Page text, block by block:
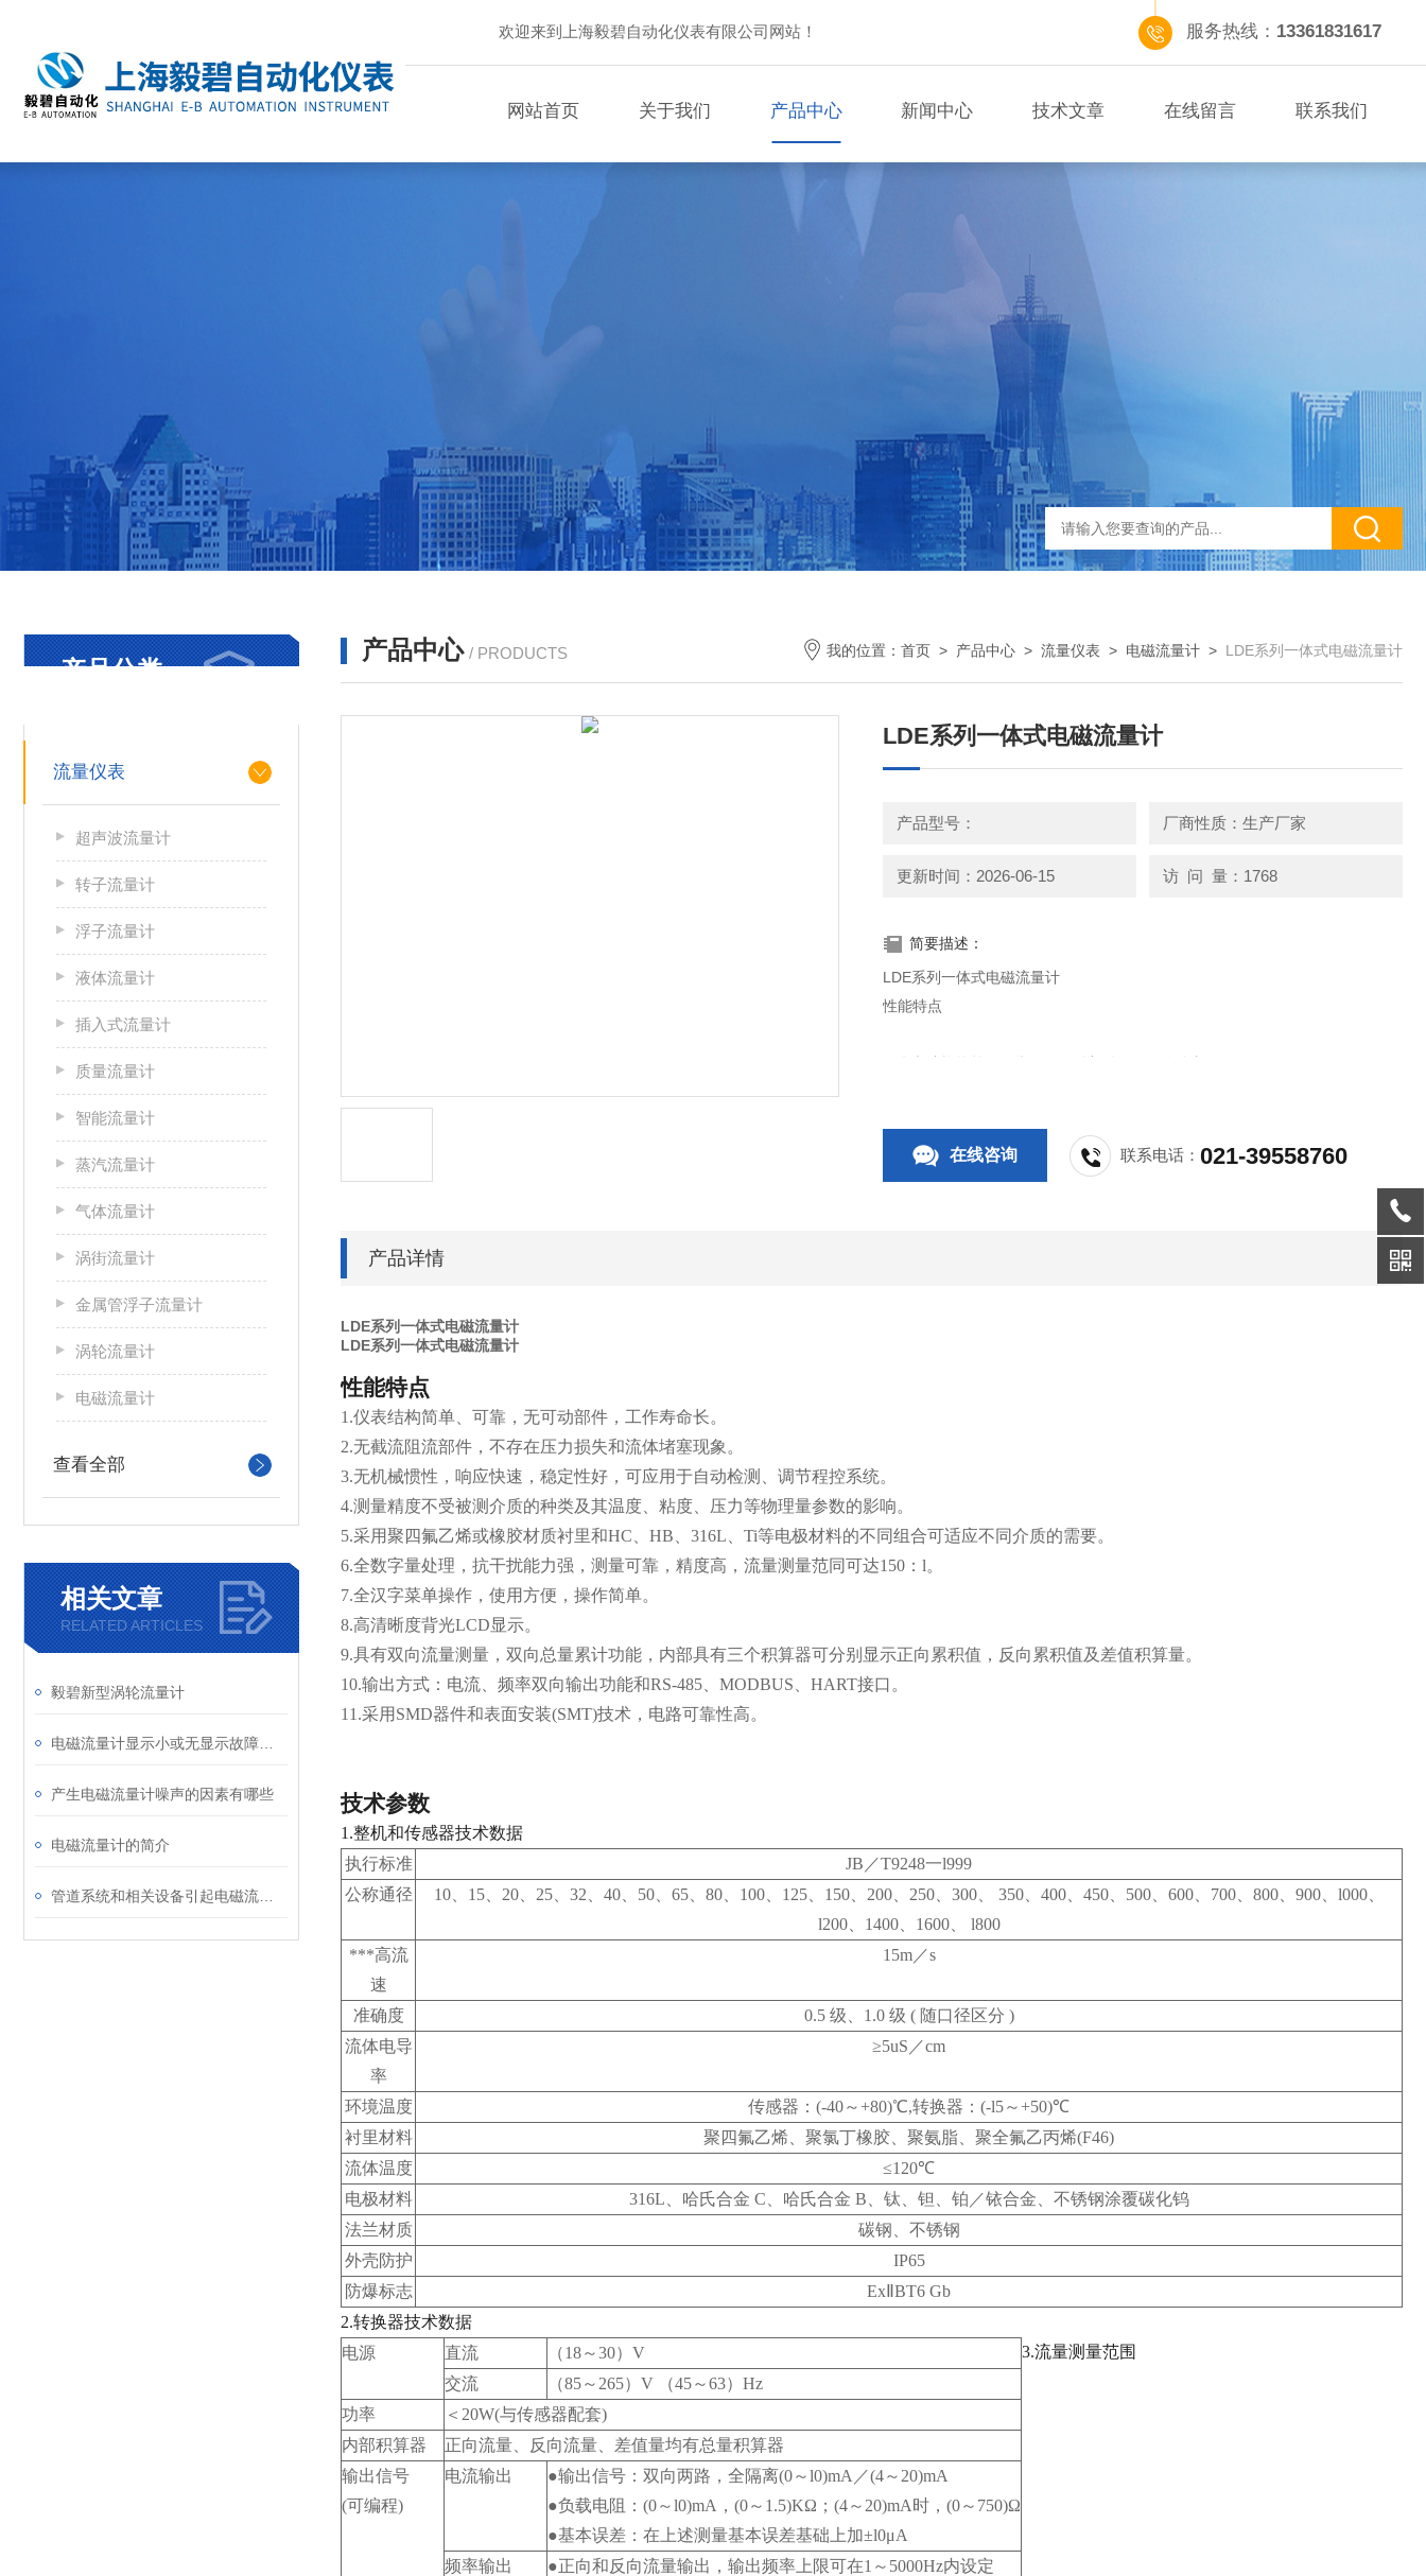
欢迎来到上海毅碧自动化仪表有限公司网站！ 服务热线： 13361831617
网站首页 关于我们 产品中心 新闻中心 技术文章 在线留言 联系我们
产品分类
流量仪表
超声波流量计
转子流量计
浮子流量计
液体流量计
插入式流量计
质量流量计
智能流量计
蒸汽流量计
气体流量计
涡街流量计
金属管浮子流量计
涡轮流量计
电磁流量计
查看全部
相关文章
RELATED ARTICLES
毅碧新型涡轮流量计
产生电磁流量计噪声的因素有哪些
电磁流量计的简介
产品中心 / PRODUCTS 我的位置： 首页 > 产品中心 > 流量仪表 > 电磁流量计 > LDE系列一体式电磁流量计
LDE系列一体式电磁流量计
产品型号： 厂商性质：生产厂家
更新时间：2026-06-15 访 问 量：1768
简要描述：
LDE系列一体式电磁流量计
性能特点
1.仪表结构简单、可靠，无可动部件，工作寿命长。
3.无机械惯性，响应快速，稳定性好，可应用于自动检测、调节程控系统。
4.测量精度不受被测介质的种类及其温度、粘度、压力等物理量参数的影响。
在线咨询 联系电话：021-39558760
产品详情
LDE系列一体式电磁流量计
LDE系列一体式电磁流量计
性能特点
1.仪表结构简单、可靠，无可动部件，工作寿命长。
2.无截流阻流部件，不存在压力损失和流体堵塞现象。
3.无机械惯性，响应快速，稳定性好，可应用于自动检测、调节程控系统。
4.测量精度不受被测介质的种类及其温度、粘度、压力等物理量参数的影响。
5.采用聚四氟乙烯或橡胶材质衬里和HC、HB、316L、Ti等电极材料的不同组合可适应不同介质的需要。
6.全数字量处理，抗干扰能力强，测量可靠，精度高，流量测量范同可达150：l。
7.全汉字菜单操作，使用方便，操作简单。
8.高清晰度背光LCD显示。
9.具有双向流量测量，双向总量累计功能，内部具有三个积算器可分别显示正向累积值，反向累积值及差值积算量。
10.输出方式：电流、频率双向输出功能和RS-485、MODBUS、HART接口。
11.采用SMD器件和表面安装(SMT)技术，电路可靠性高。
技术参数
1.整机和传感器技术数据
执行标准
JB ／T9248一l999
公称通径
10、15、20、25、32、40、50、65、80、100、125、150、200、250、300、 350、400、450、500、600、700、800、900、l000、
l200、1400、1600、 l800
***高流
速
15m／s
准确度 0.5 级、1.0 级 ( 随口径区分 )
流体电导
率
≥5uS／cm
环境温度
传感器：(-40～+80)℃,转换器：(-l5～+50)℃
衬里材料
聚四氟乙烯、聚氯丁橡胶、聚氨脂、聚全氟乙丙烯(F46)
流体温度
≤120℃
电极材料
316L 、哈氏合金 C、哈氏合金 B、钛、钽、铂／铱合金、不锈钢涂覆碳化钨
法兰材质
碳钢、不锈钢
外壳防护
IP65
防爆标志
Ex ⅡBT6 Gb
2.转换器技术数据
电源
直流
（18～30）V
交流
（85～265）V （45～63）Hz
功率
＜20W(与传感器配套)
内部积算器
正向流量、反向流量、差值量均有总量积算器
输出信号
(可编程)
电流输出
●输出信号：双向两路，全隔离(0～l0)mA／(4～20)mA
●负载电阻：(0～l0)mA，(0～1.5)KΩ；(4～20)mA时，(0～750)Ω
●基本误差：在上述测量基本误差基础上加±l0μA
频率输出
●正向和反向流量输出，输出频率上限可在1～5000Hz内设定
3.流量测量范围